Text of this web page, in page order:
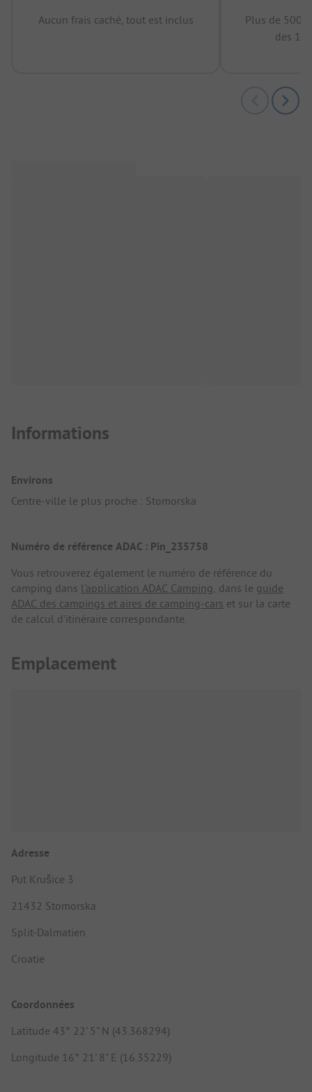
Aucun frais caché, tout est inclus
Plus de
des 12
Informations
Environs
Centre-ville le plus proche : Stomorska
Numéro de référence ADAC : Pin_235758
Vous retrouverez également le numéro de référence du
camping dans l'application ADAC Camping, dans le guide
ADAC des campings et aires de camping-cars et sur la carte
de calcul d'itinéraire correspondante.
Emplacement
Adresse
Put Krušice 3
21432 Stomorska
Split-Dalmatien
Croatie
Coordonnées
Latitude 43° 22' 5" N (43.368294)
Longitude 16° 21' 8" E (16.35229)